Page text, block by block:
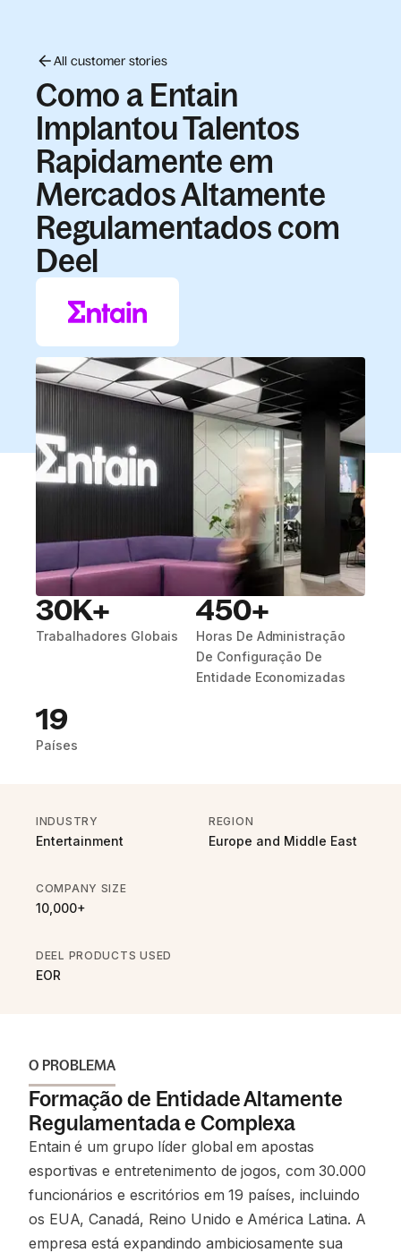
All customer stories
Como a Entain
Implantou Talentos
Rapidamente em
Mercados Altamente
Regulamentados com
Deel
30K+
Trabalhadores Globais
450+
Horas De Administração
De Configuração De
Entidade Economizadas
19
Países
INDUSTRY
Entertainment
REGION
Europe and Middle East
COMPANY SIZE
10,000+
DEEL PRODUCTS USED
EOR
O PROBLEMA
Formação de Entidade Altamente
Regulamentada e Complexa
Entain é um grupo líder global em apostas
esportivas e entretenimento de jogos, com 30.000
funcionários e escritórios em 19 países, incluindo
os EUA, Canadá, Reino Unido e América Latina. A
empresa está expandindo ambiciosamente sua